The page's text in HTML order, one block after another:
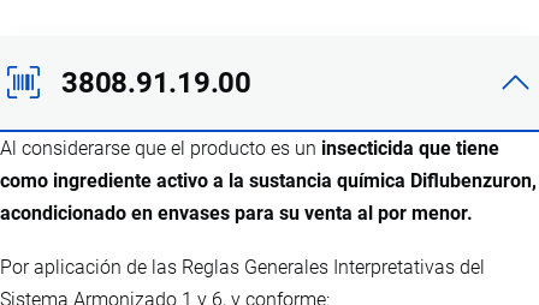
3808.91.19.00
Al considerarse que el producto es un insecticida que tiene
como ingrediente activo a la sustancia química Diflubenzuron,
acondicionado en envases para su venta al por menor.
Por aplicación de las Reglas Generales Interpretativas del
Sistema Armonizado 1 y 6, y conforme: